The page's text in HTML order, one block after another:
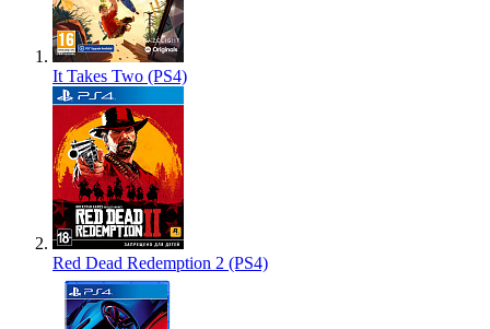
It Takes Two (PS4)
Red Dead Redemption 2 (PS4)